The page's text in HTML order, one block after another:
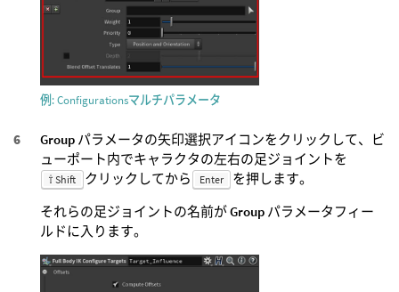
例: Configurationsマルチパラメータ
Group パラメータの矢印選択アイコンをクリックして、ビ
ューポート内でキャラクタの左右の足ジョイントを
⇧ Shift クリックしてから Enter
を押します。
それらの足ジョイントの名前がGroup パラメータフィー
ルドに入ります。